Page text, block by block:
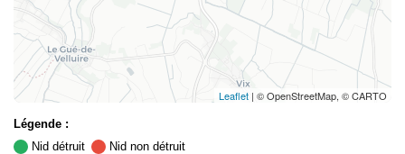
Leaflet | © OpenStreetMap, © CARTO
Légende :
Nid détruit
Nid non détruit